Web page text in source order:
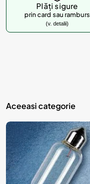
Plăți sigure
prin card sau ramburs
(v. detalii)
Aceeasi categorie